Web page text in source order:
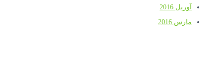
آوریل 2016
مارس 2016